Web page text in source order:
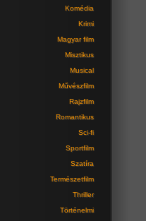
Komédia
Krimi
Magyar film
Misztikus
Musical
Művészfilm
Rajzfilm
Romantikus
Sci-fi
Sportfilm
Szatíra
Természetfilm
Thriller
Történelmi